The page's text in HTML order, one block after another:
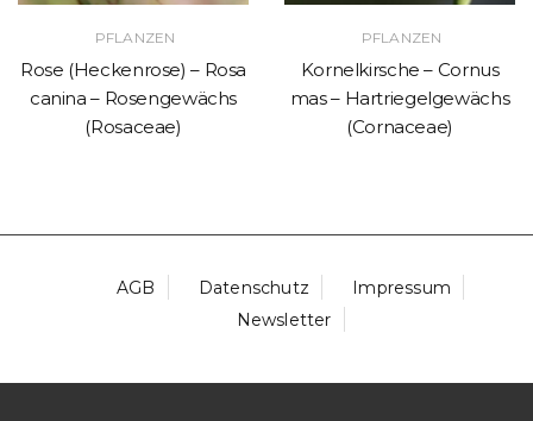
PFLANZEN
Rose (Heckenrose) – Rosa
canina – Rosengewächs
(Rosaceae)
PFLANZEN
Kornelkirsche – Cornus
mas – Hartriegelgewächs
(Cornaceae)
AGB Datenschutz
Impressum
Newsletter